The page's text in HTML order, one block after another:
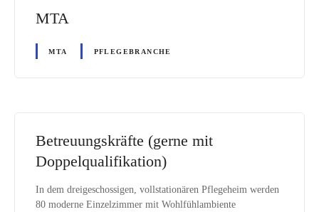
MTA
MTA PFLEGEBRANCHE
Betreuungskräfte (gerne mit
Doppelqualifikation)
In dem dreigeschossigen, vollstationären Pflegeheim werden
80 moderne Einzelzimmer mit Wohlfühlambiente